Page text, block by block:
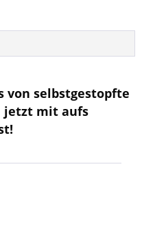
von selbstgestopfte
jetzt mit aufs